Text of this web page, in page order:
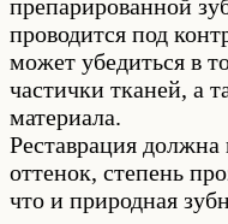
препарированной
проводится под
может убедиться в
частички тканей, а
материала.
Реставрация
оттенок, степень
что и природная